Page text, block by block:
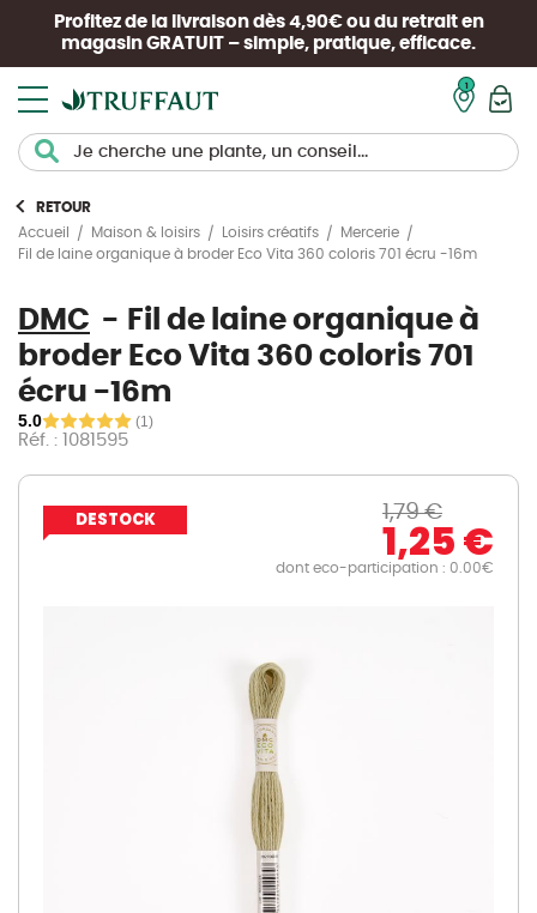
Profitez de la livraison dès 4,90€ ou du retrait en
magasin GRATUIT – simple, pratique, efficace.
RETOUR
Accueil
Maison & loisirs Loisirs créatifs
Mercerie
Fil de laine organique à broder Eco Vita 360 coloris 701 écru -16m
DMC
Fil de laine organique à
broder Eco Vita 360 coloris 701
écru -16m
5.0 (1)
Réf. : 1081595
DESTOCK 1,79 €
1,25 €
dont eco-participation : 0.00€